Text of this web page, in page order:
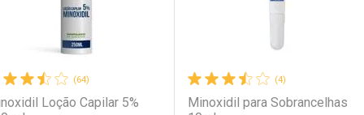
(64)
Loção Capilar 5%
(4)
Minoxidil para Sobrancelhas